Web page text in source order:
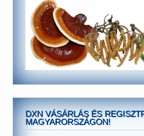
DXN VÁSÁRLÁS ÉS
MAGYARORSZÁGON!